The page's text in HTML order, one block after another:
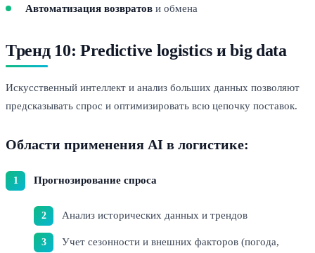
Автоматизация возвратов и обмена
Тренд 10: Predictive logistics и big data
Искусственный интеллект и анализ больших данных позволяют
предсказывать спрос и оптимизировать всю цепочку поставок.
Области применения AI в логистике:
Прогнозирование спроса
Анализ исторических данных и трендов
Учет сезонности и внешних факторов (погода,